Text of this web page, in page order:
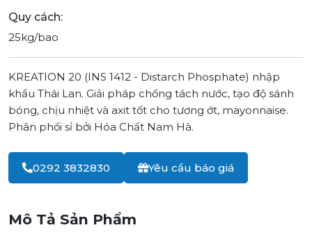
Quy cách:
25kg/bao
KREATION 20 (INS 1412 - Distarch Phosphate) nhập
khẩu Thái Lan. Giải pháp chống tách nước, tạo độ sánh
bóng, chịu nhiệt và axit tốt cho tương ớt, mayonnaise.
Phân phối sỉ bởi Hóa Chất Nam Hà.
0292 3832830 Yêu cầu báo giá
Mô Tả Sản Phẩm